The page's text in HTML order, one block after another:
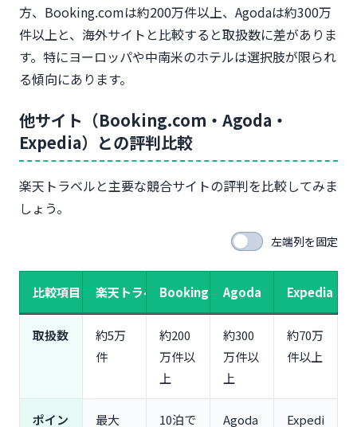
方、Booking.comは約200万件以上、Agodaは約300万
件以上と、海外サイトと比較すると取扱数に差がありま
す。特にヨーロッパや中南米のホテルは選択肢が限られ
る傾向にあります。
他サイト（Booking.com・Agoda・
Expedia）との評判比較
楽天トラベルと主要な競合サイトの評判を比較してみま
しょう。
左端列を固定
比較項目 楽天トラベルBooking.comAgoda Expedia
取扱数
約5万
件
約200
万件以
上
約300
万件以
上
約70万
件以上
ポイン 最大 10泊で Agoda Expedi